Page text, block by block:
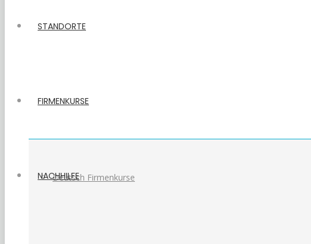
STANDORTE
FIRMENKURSE
Deutsch Firmenkurse
NACHHILFE